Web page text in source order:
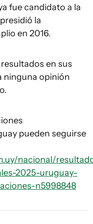
fue candidato a la
la
en 2016.
en sus
ninguna opinión
pueden seguirse
nacional/
2025-uruguay-
n5998848